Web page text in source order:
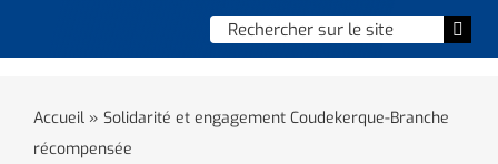
Chercher
:
Vie municipale
Accueil» Solidarité et engagement Coudekerque-Branche
récompensée